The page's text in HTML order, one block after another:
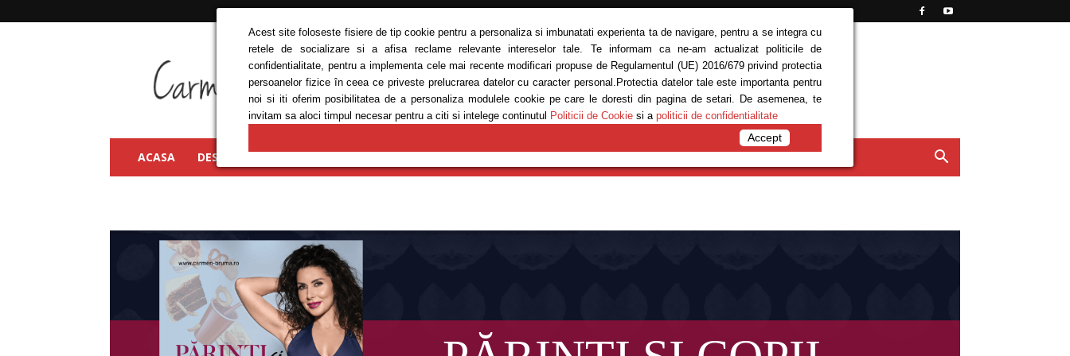
Bruma
ACASA DESPRE MINE FRUMUSEȚE MODĂ REȚETE SĂNĂTATE ANTRENAMENTE EMISIUNI CONTACT
Acest site foloseste fisiere de tip cookie pentru a personaliza si imbunatati experienta ta de navigare, pentru a se integra cu
retele de socializare si a afisa reclame relevante intereselor tale. Te informam ca ne-am actualizat politicile de
confidentialitate, pentru a implementa cele mai recente modificari propuse de Regulamentul (UE) 2016/679 privind protectia
persoanelor fizice în ceea ce priveste prelucrarea datelor cu caracter personal.Protectia datelor tale este importanta pentru
noi si iti oferim posibilitatea de a personaliza modulele cookie pe care le doresti din pagina de setari. De asemenea, te
invitam sa aloci timpul necesar pentru a citi si intelege continutul Politicii de Cookie si a politicii de confidentialitate
Accept